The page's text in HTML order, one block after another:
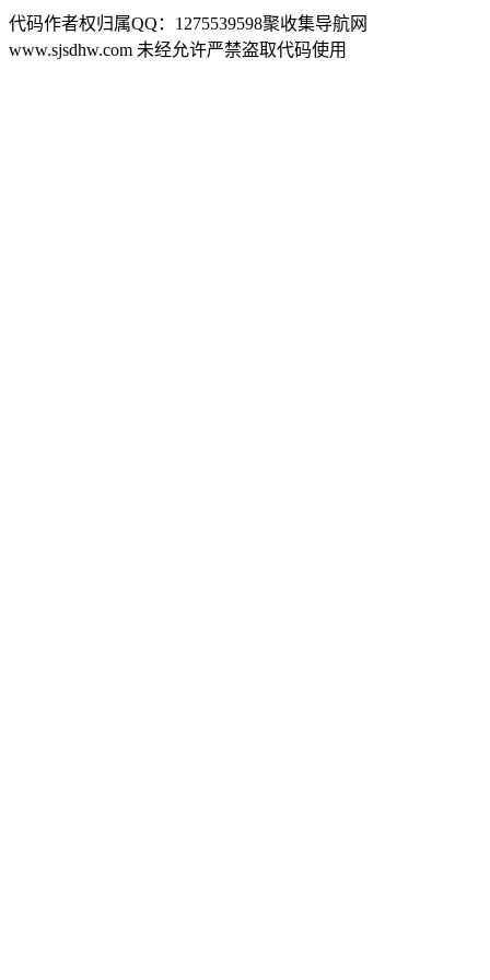
代码作者权归属QQ：1275539598聚收集导航网
www.sjsdhw.com 未经允许严禁盗取代码使用